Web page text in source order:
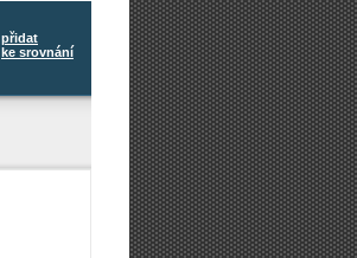
přidat
ke srovnání